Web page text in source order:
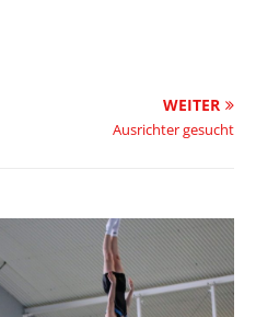
WEITER
Ausrichter gesucht